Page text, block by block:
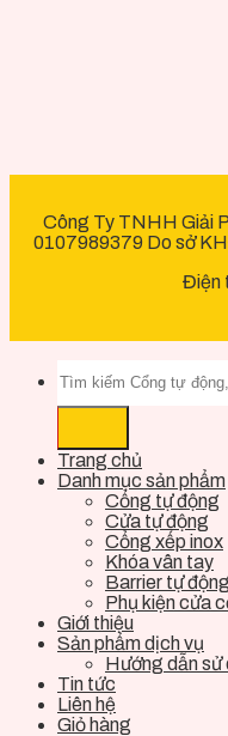
Công Ty TNHH Giải
0107989379 Do sở
Điện
Trang chủ
Danh mục sản phẩm
Cổng tự động
Cửa tự động
Cổng xếp inox
Khóa vân tay
Barrier tự động
Phụ kiện cửa
Giới thiệu
Sản phẩm dịch vụ
Hướng dẫn sử
Tin tức
Liên hệ
Giỏ hàng